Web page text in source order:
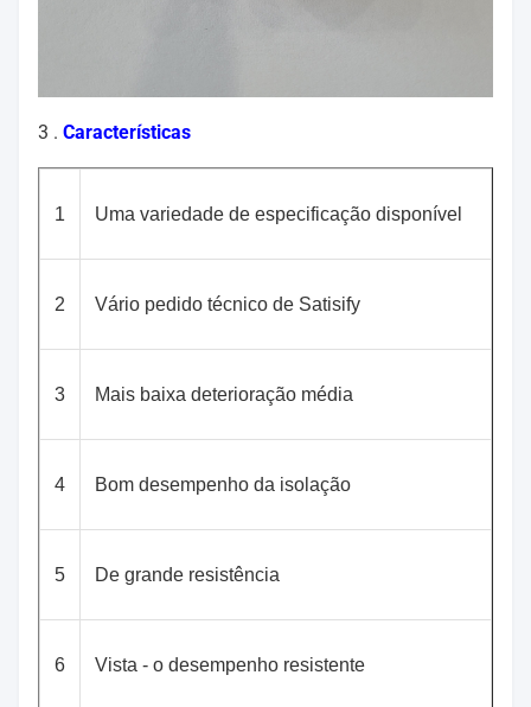
3 . Características
1 Uma variedade de especificação disponível
2 Vário pedido técnico de Satisify
3 Mais baixa deterioração média
4 Bom desempenho da isolação
5 De grande resistência
6 Vista - o desempenho resistente